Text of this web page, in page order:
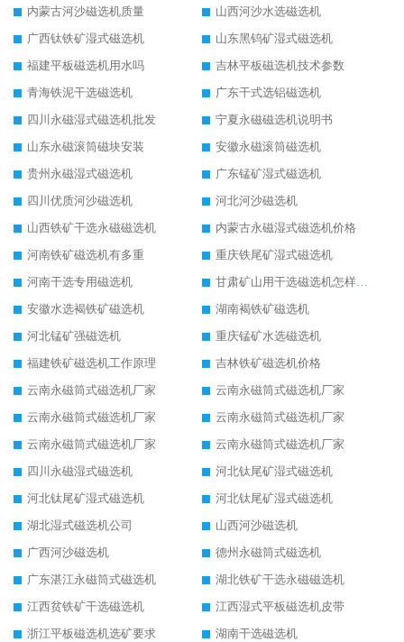
内蒙古河沙磁选机质量
山西河沙水选磁选机
广西钛铁矿湿式磁选机
山东黑钨矿湿式磁选机
福建平板磁选机用水吗
吉林平板磁选机技术参数
青海铁泥干选磁选机
广东干式选铝磁选机
四川永磁湿式磁选机批发
宁夏永磁磁选机说明书
山东永磁滚筒磁块安装
安徽永磁滚筒磁选机
贵州永磁湿式磁选机
广东锰矿湿式磁选机
四川优质河沙磁选机
河北河沙磁选机
山西铁矿干选永磁磁选机
内蒙古永磁湿式磁选机价格
河南铁矿磁选机有多重
重庆铁尾矿湿式磁选机
河南干选专用磁选机
甘肃矿山用干选磁选机怎样调磁
安徽水选褐铁矿磁选机
湖南褐铁矿磁选机
河北锰矿强磁选机
重庆锰矿水选磁选机
福建铁矿磁选机工作原理
吉林铁矿磁选机价格
云南永磁筒式磁选机厂家
云南永磁筒式磁选机厂家
云南永磁筒式磁选机厂家
云南永磁筒式磁选机厂家
云南永磁筒式磁选机厂家
云南永磁筒式磁选机厂家
四川永磁湿式磁选机
河北钛尾矿湿式磁选机
河北钛尾矿湿式磁选机
河北钛尾矿湿式磁选机
湖北湿式磁选机公司
山西河沙磁选机
广西河沙磁选机
德州永磁筒式磁选机
广东湛江永磁筒式磁选机
湖北铁矿干选永磁磁选机
江西贫铁矿干选磁选机
江西湿式平板磁选机皮带
浙江平板磁选机选矿要求
湖南干选磁选机